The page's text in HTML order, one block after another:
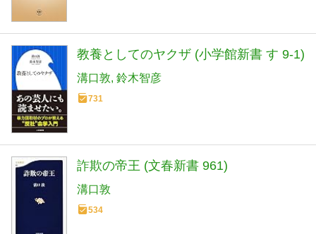
教養としてのヤクザ (小学館新書 す 9-1)
溝口敦 鈴木智彦
731
詐欺の帝王 (文春新書 961)
溝口敦
534